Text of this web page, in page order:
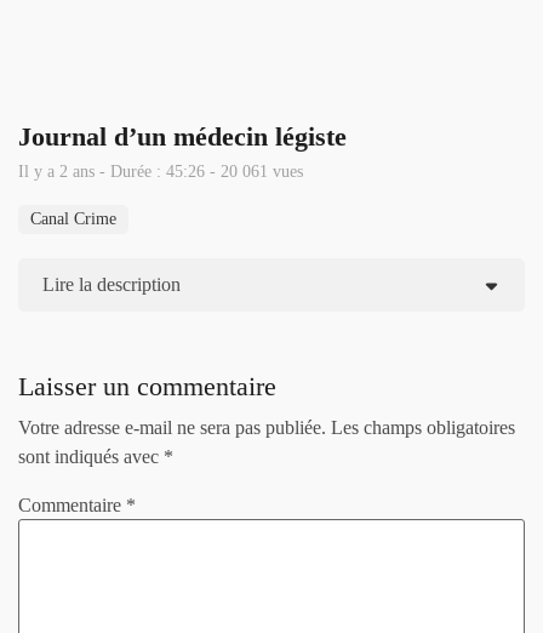
Journal d’un médecin légiste
Il y a 2 ans - Durée : 45:26 - 20 061 vues
Canal Crime
Lire la description
Laisser un commentaire
Votre adresse e-mail ne sera pas publiée. Les champs obligatoires
sont indiqués avec *
Commentaire *